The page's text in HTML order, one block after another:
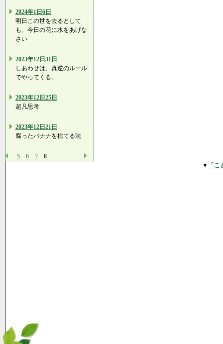
2024年1日6日
明日この世を去るとして
も、今日の花に水をあげな
さい
2023年12日31日
しあわせは、真逆のルール
でやってくる。
2023年12日25日
超凡思考
2023年12日21日
腐ったバナナを捨てる法
5 6 7 8
▼ 「